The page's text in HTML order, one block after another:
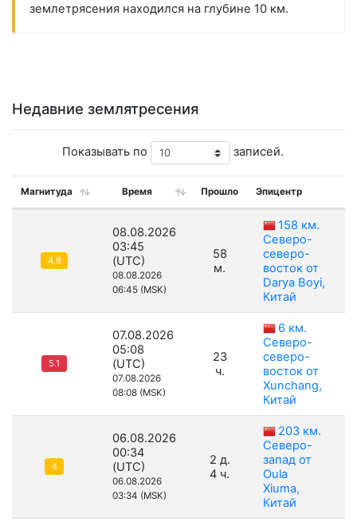
землетрясения находился на глубине 10 км.
Недавние землятресения
Показывать по записей.
Магнитуда Время Прошло Эпицентр
4.8
08.08.2026
03:45
(UTC)
08.08.2026
06:45 (MSK)
58
м.
158 км.
Северо-
северо-
восток от
Darya Boyi,
Китай
5.1
07.08.2026
05:08
(UTC)
07.08.2026
08:08 (MSK)
23
ч.
6 км.
Северо-
северо-
восток от
Xunchang,
Китай
4
06.08.2026
00:34
(UTC)
06.08.2026
03:34 (MSK)
2 д.
4 ч.
203 км.
Северо-
запад от
Oula
Xiuma,
Китай